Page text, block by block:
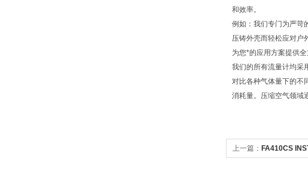
和效率。
例如：我们专门为严苛
压铸外壳而轻松应对户
为您*的应用方案提供
我们的所有流量计均采
对比各种气体量下的不
消耗量。压缩空气领域
上一篇： FA410CS